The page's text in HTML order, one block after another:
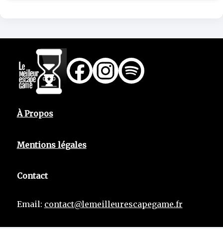
À Propos
Mentions légales
Contact
Email: contact@lemeilleurescapegame.fr